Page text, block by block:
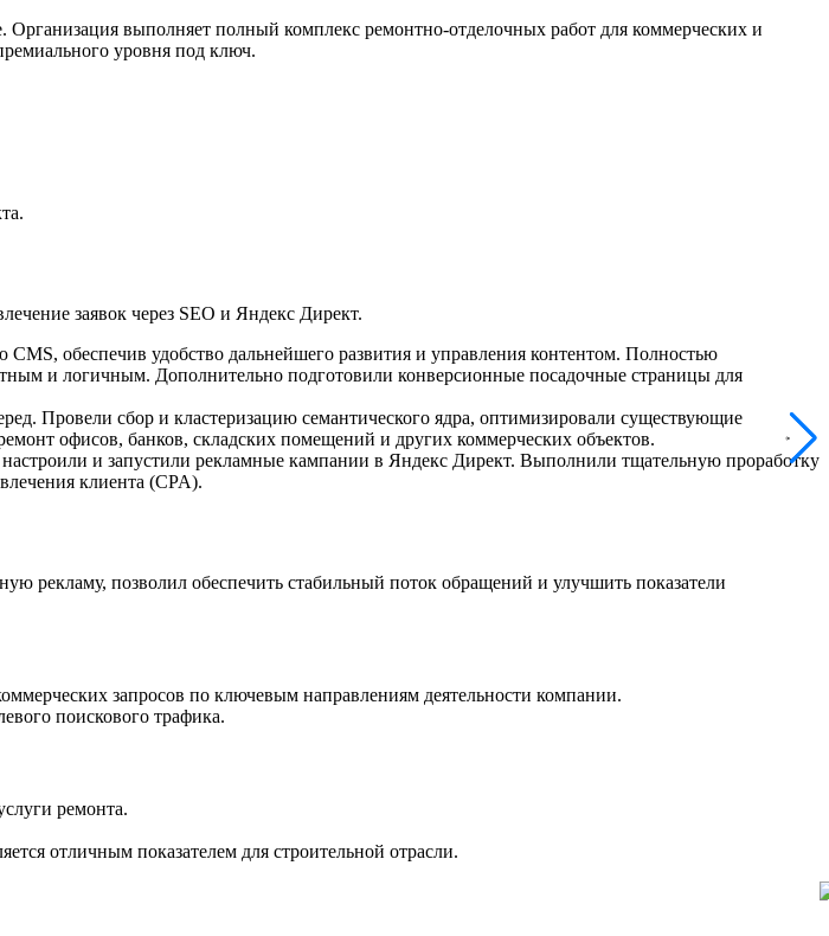
выполняет полный комплекс ремонтно-отделочных работ для коммерческих и
уровня под ключ.
заявок через SEO и Яндекс Директ.
обеспечив удобство дальнейшего развития и управления контентом. Полностью
и логичным. Дополнительно подготовили конверсионные посадочные страницы для
Провели сбор и кластеризацию семантического ядра, оптимизировали существующие
офисов, банков, складских помещений и других коммерческих объектов.
настроили и запустили рекламные кампании в Яндекс Директ. Выполнили тщательную проработку
клиента (CPA).
рекламу, позволил обеспечить стабильный поток обращений и улучшить показатели
запросов по ключевым направлениям деятельности компании.
поискового трафика.
ремонта.
отличным показателем для строительной отрасли.